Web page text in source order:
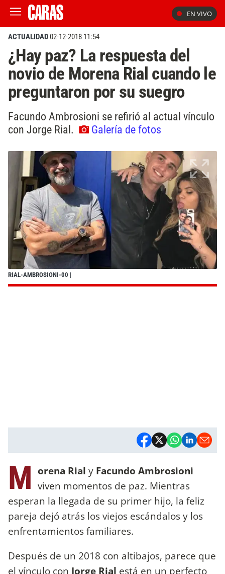
EN VIVO
ACTUALIDAD02-12-2018 11:54
¿Hay paz? La respuesta del
novio de Morena Rial cuando le
preguntaron por su suegro
Facundo Ambrosioni se refirió al actual vínculo
con Jorge Rial.
Galería de fotos
RIAL-AMBROSIONI-00 |
M orena Rial y Facundo Ambrosioni
viven momentos de paz. Mientras
esperan la llegada de su primer hijo, la feliz
pareja dejó atrás los viejos escándalos y los
enfrentamientos familiares.
Después de un 2018 con altibajos, parece que
el vínculo con Jorge Rial está en un perfecto